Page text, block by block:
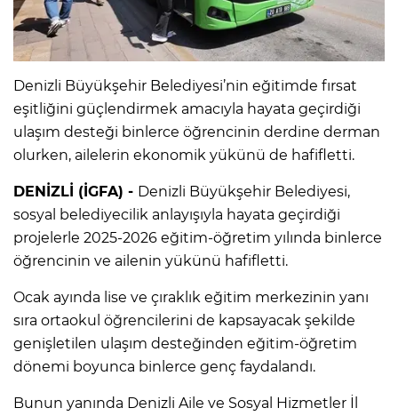
Denizli Büyükşehir Belediyesi’nin eğitimde fırsat
eşitliğini güçlendirmek amacıyla hayata geçirdiği
ulaşım desteği binlerce öğrencinin derdine derman
olurken, ailelerin ekonomik yükünü de hafifletti.
DENİZLİ (İGFA) - Denizli Büyükşehir Belediyesi,
sosyal belediyecilik anlayışıyla hayata geçirdiği
projelerle 2025-2026 eğitim-öğretim yılında binlerce
öğrencinin ve ailenin yükünü hafifletti.
Ocak ayında lise ve çıraklık eğitim merkezinin yanı
sıra ortaokul öğrencilerini de kapsayacak şekilde
genişletilen ulaşım desteğinden eğitim-öğretim
dönemi boyunca binlerce genç faydalandı.
Bunun yanında Denizli Aile ve Sosyal Hizmetler İl